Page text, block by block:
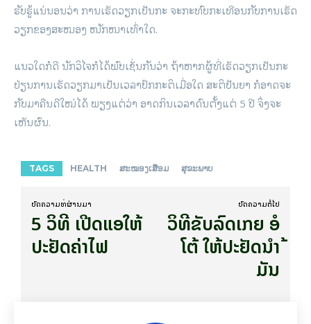
ຮັບຮູ້ແນ່ນອນວ່າ ການເຮັດວຽກເປັນກະ ຈະກະທົບກະເທືອນກັບການເຮັດ
ວຽກຂອງສະໝອງ ໜັກໜາເທົ່າໃດ.
ແນວໃດກໍດີ ນັກວິໄຈກໍໄດ້ພົບເຊັ່ນກັນວ່າ ຖ້າຫາກຜູ້ທີ່ເຮັດວຽກເປັນກະ
ປ່ຽນການເຮັດວຽກມາເປັນເວລາປົກກະຕິເມື່ອໃດ ສະຕິປັນຍາ ກໍອາດຈະ
ກັບມາຄືນດີໃໝ່ໄດ້ ພຽງແຕ່ວ່າ ອາດກິນເວລາດົນຕັ້ງແຕ່ 5 ປີ ຈຶ່ງຈະ
ເຫັນຜົນ.
TAGS HEALTH ສະໝອງເສື່ອມ ສຸຂະພາບ
ບົດ​ຄວາມ​ທີ່​ຜ່ານ​ມາ
5 ວິທີ ເປີດແອໃຫ້
ປະຢັດຄ່າໄຟ
ບົດ​ຄວາມ​ຕໍ່​ໄປ
ວິທີຂັບລົດເກຍ ອໍ
ໂຕ້ ໃຫ້ປະຢັດນຳ້
ມັນ